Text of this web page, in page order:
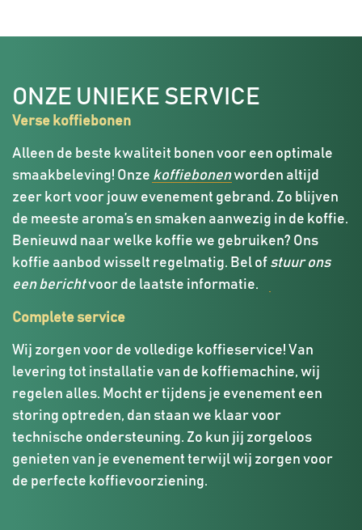
ONZE UNIEKE SERVICE
Verse koffiebonen
Alleen de beste kwaliteit bonen voor een optimale
smaakbeleving! Onze koffiebonenworden altijd
zeer kort voor jouw evenement gebrand. Zo blijven
de meeste aroma’s en smaken aanwezig in de koffie.
Benieuwd naar welke koffie we gebruiken? Ons
koffie aanbod wisselt regelmatig. Bel of stuur ons
een berichtvoor de laatste informatie.
Complete service
Wij zorgen voor de volledige koffieservice! Van
levering tot installatie van de koffiemachine, wij
regelen alles. Mocht er tijdens je evenement een
storing optreden, dan staan we klaar voor
technische ondersteuning. Zo kun jij zorgeloos
genieten van je evenement terwijl wij zorgen voor
de perfecte koffievoorziening.